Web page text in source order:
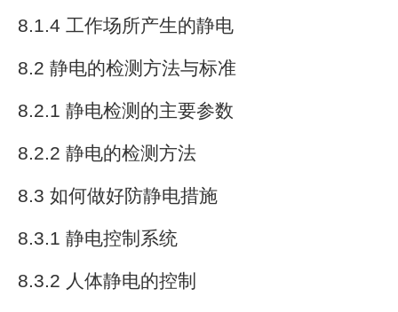
8.1.4 工作场所产生的静电
8.2 静电的检测方法与标准
8.2.1 静电检测的主要参数
8.2.2 静电的检测方法
8.3 如何做好防静电措施
8.3.1 静电控制系统
8.3.2 人体静电的控制